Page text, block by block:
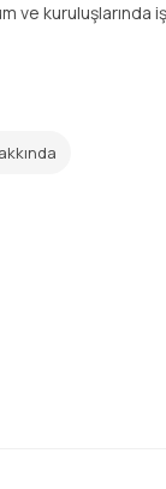
ve kuruluşlarında